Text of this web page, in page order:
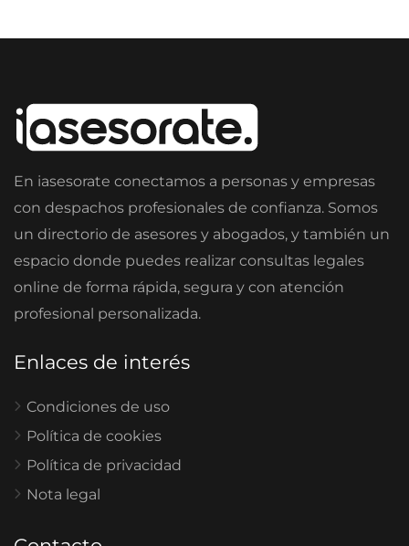
En iasesorate conectamos a personas y empresas
con despachos profesionales de confianza. Somos
un directorio de asesores y abogados, y también un
espacio donde puedes realizar consultas legales
online de forma rápida, segura y con atención
profesional personalizada.
Enlaces de interés
Condiciones de uso
Política de cookies
Política de privacidad
Nota legal